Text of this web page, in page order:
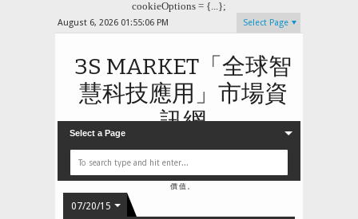
cookieOptions = {...};
August 6, 2026 01:55:07 PM Select Page
3S MARKET「全球智
慧科技應用」市場資
訊網
3S MARKET 是台灣物聯網資訊、安全監控，與雲端智慧
整合應用解決方案的人氣布落格網站，在公共、工商與居家
三大應用領域中，提供產品、產業、市場以及行業垂直應用
領域的資訊平台。 SMART、SOLUTIONS、
STRATEGY 是3S MARKET 提供給智慧應用產業的核心
價值。
Select a Page
07/20/15